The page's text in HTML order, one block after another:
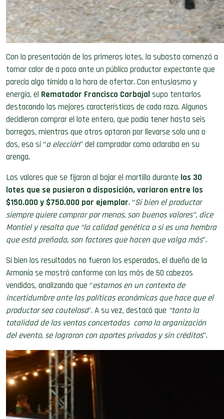
Con la presentación de los primeros lotes, la subasta comenzó a
tomar calor de a poco ante un público productor expectante que
parecía algo tímido a la hora de ofertar. Con entusiasmo y
energía, elRematador Francisco Carbajal supo tentarlos
destacando las mejores características de cada raza. Algunos
decidieron comprar el lote entero, que podía tener hasta seis
borregas, mientras que otros optaron por llevarse solo una o
dos, eso sí “a elección” del comprador como aclaraba en su
arenga.
Los valores que se fijaron al bajar el martillo durante
lotes que se pusieron a disposición, variaron entre los
$150.000 y $750.000 por ejemplar. “ Si bien el productor
siempre quiere comprar por menos, son buenos valores”, dice
Montiel y resalta que “la calidad genética o si es una hembra
que está preñada, son factores que hacen que valga más”.
Si bien los resultados no fueron los esperados, el dueño de la
Armonía se mostró conforme con las más de 50 cabezas
vendidas, analizando que “estamos en un contexto de
incertidumbre ante las políticas económicas que hace que el
productor sea cauteloso”. A su vez, destacó que“tanto la
totalidad de las ventas concertadas como la organización
del evento, se lograron con aportes privados y sin créditos”.